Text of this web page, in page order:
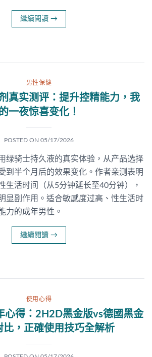
繼續閱讀 →
男性保健
真实测评：提升控精能力，我
的一夜惊喜变化！
POSTED ON 05/17/2026
绿骑士持久液的真实体验，从产品选择
到半个月后的效果变化。作者亲测表明
生活时间（从5分钟延长至40分钟），
显副作用。适合敏感度过高、性生活时
力的成年男性。
繼續閱讀 →
使用心得
心得：2H2D黑金版vs德國黑金
比，正確使用技巧全解析